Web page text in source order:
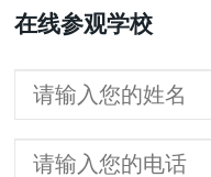
在线参观学校